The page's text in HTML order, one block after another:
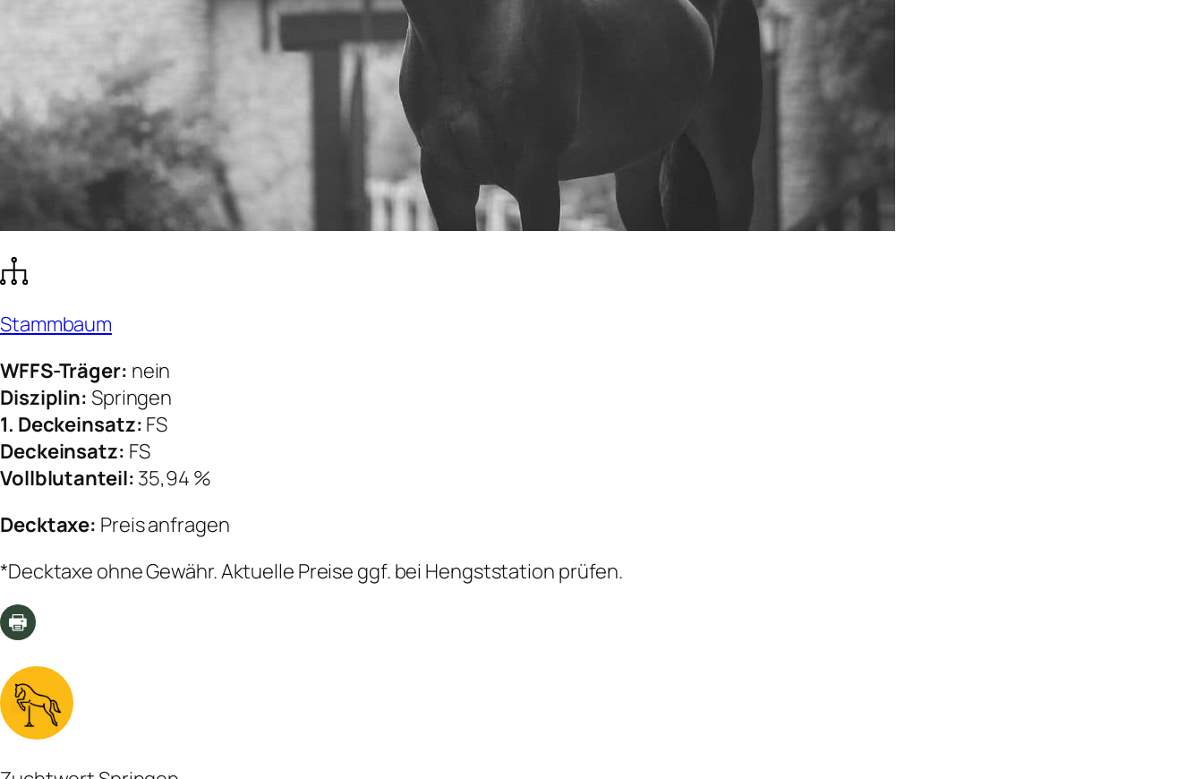
Stammbaum
WFFS-Träger: nein
Disziplin: Springen
1. Deckeinsatz: FS
Deckeinsatz: FS
Vollblutanteil: 35,94 %
Decktaxe: Preis anfragen
*Decktaxe ohne Gewähr. Aktuelle Preise ggf. bei Hengststation prüfen.